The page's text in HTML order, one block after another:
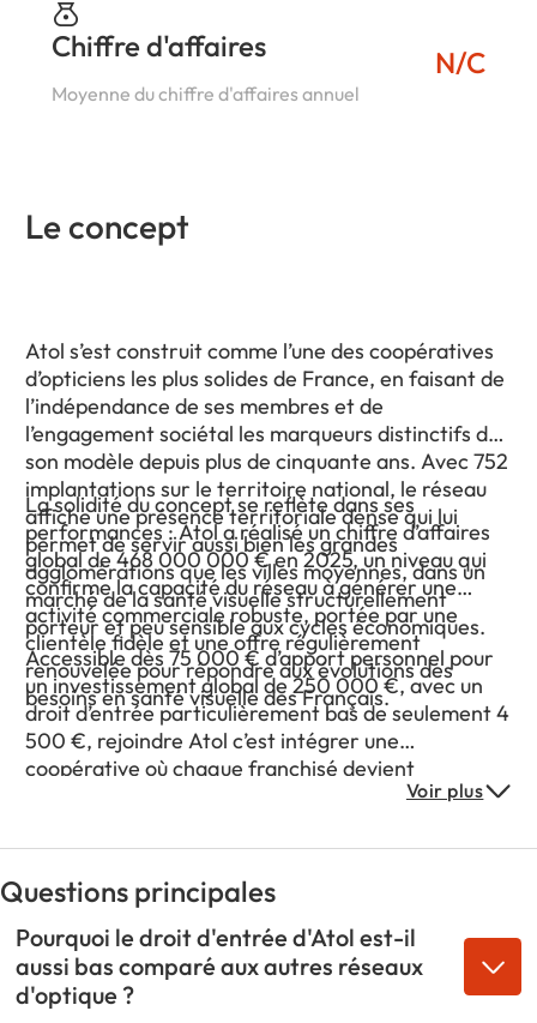
Chiffre d'affaires
Moyenne du chiffre d'affaires annuel
N/C
Le concept
Atol s’est construit comme l’une des coopératives
d’opticiens les plus solides de France, en faisant de
l’indépendance de ses membres et de
l’engagement sociétal les marqueurs distinctifs de
son modèle depuis plus de cinquante ans. Avec 752
implantations sur le territoire national, le réseau
affiche une présence territoriale dense qui lui
permet de servir aussi bien les grandes
agglomérations que les villes moyennes, dans un
marché de la santé visuelle structurellement
porteur et peu sensible aux cycles économiques.
La solidité du concept se reflète dans ses
performances : Atol a réalisé un chiffre d’affaires
global de 468 000 000 € en 2025, un niveau qui
confirme la capacité du réseau à générer une
activité commerciale robuste, portée par une
clientèle fidèle et une offre régulièrement
renouvelée pour répondre aux évolutions des
besoins en santé visuelle des Français.
Accessible dès 75 000 € d’apport personnel pour
un investissement global de 250 000 €, avec un
droit d’entrée particulièrement bas de seulement 4
500 €, rejoindre Atol c’est intégrer une
coopérative où chaque franchisé devient
sociétaire et participe aux orientations du groupe,
d’un accompagnement structuré, dans un secteur
de santé visuelle qui répond à un besoin essentiel
et durable des ménages français.
Voir plus
Questions principales
Pourquoi le droit d'entrée d'Atol est-il
aussi bas comparé aux autres réseaux
d'optique ?